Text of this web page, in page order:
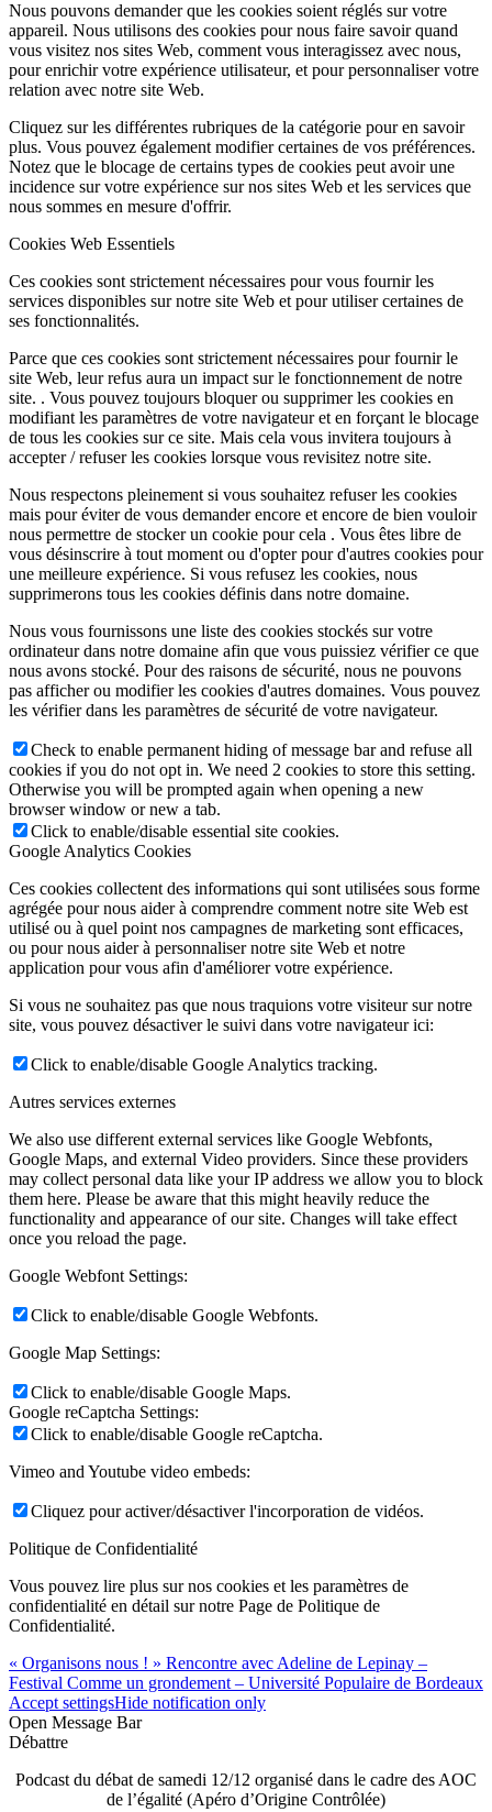
Nous pouvons demander que les cookies soient réglés sur votre
appareil. Nous utilisons des cookies pour nous faire savoir quand
vous visitez nos sites Web, comment vous interagissez avec nous,
pour enrichir votre expérience utilisateur, et pour personnaliser votre
relation avec notre site Web.
Cliquez sur les différentes rubriques de la catégorie pour en savoir
plus. Vous pouvez également modifier certaines de vos préférences.
Notez que le blocage de certains types de cookies peut avoir une
incidence sur votre expérience sur nos sites Web et les services que
nous sommes en mesure d'offrir.
Cookies Web Essentiels
Ces cookies sont strictement nécessaires pour vous fournir les
services disponibles sur notre site Web et pour utiliser certaines de
ses fonctionnalités.
Parce que ces cookies sont strictement nécessaires pour fournir le
site Web, leur refus aura un impact sur le fonctionnement de notre
site. . Vous pouvez toujours bloquer ou supprimer les cookies en
modifiant les paramètres de votre navigateur et en forçant le blocage
de tous les cookies sur ce site. Mais cela vous invitera toujours à
accepter / refuser les cookies lorsque vous revisitez notre site.
Nous respectons pleinement si vous souhaitez refuser les cookies
mais pour éviter de vous demander encore et encore de bien vouloir
nous permettre de stocker un cookie pour cela . Vous êtes libre de
vous désinscrire à tout moment ou d'opter pour d'autres cookies pour
une meilleure expérience. Si vous refusez les cookies, nous
supprimerons tous les cookies définis dans notre domaine.
Nous vous fournissons une liste des cookies stockés sur votre
ordinateur dans notre domaine afin que vous puissiez vérifier ce que
nous avons stocké. Pour des raisons de sécurité, nous ne pouvons
pas afficher ou modifier les cookies d'autres domaines. Vous pouvez
les vérifier dans les paramètres de sécurité de votre navigateur.
Check to enable permanent hiding of message bar and refuse all
cookies if you do not opt in. We need 2 cookies to store this setting.
Otherwise you will be prompted again when opening a new
browser window or new a tab.
Click to enable/disable essential site cookies.
Google Analytics Cookies
Ces cookies collectent des informations qui sont utilisées sous forme
agrégée pour nous aider à comprendre comment notre site Web est
utilisé ou à quel point nos campagnes de marketing sont efficaces,
ou pour nous aider à personnaliser notre site Web et notre
application pour vous afin d'améliorer votre expérience.
Si vous ne souhaitez pas que nous traquions votre visiteur sur notre
site, vous pouvez désactiver le suivi dans votre navigateur ici:
Click to enable/disable Google Analytics tracking.
Autres services externes
We also use different external services like Google Webfonts,
Google Maps, and external Video providers. Since these providers
may collect personal data like your IP address we allow you to block
them here. Please be aware that this might heavily reduce the
functionality and appearance of our site. Changes will take effect
once you reload the page.
Google Webfont Settings:
Click to enable/disable Google Webfonts.
Google Map Settings:
Click to enable/disable Google Maps.
Google reCaptcha Settings:
Click to enable/disable Google reCaptcha.
Vimeo and Youtube video embeds:
Cliquez pour activer/désactiver l'incorporation de vidéos.
Politique de Confidentialité
Vous pouvez lire plus sur nos cookies et les paramètres de
confidentialité en détail sur notre Page de Politique de
Confidentialité.
« Organisons nous ! » Rencontre avec Adeline de Lepinay –
Festival Comme un grondement – Université Populaire de Bordeaux
Accept settingsHide notification only
Open Message Bar
Débattre
Podcast du débat de samedi 12/12 organisé dans le cadre des AOC
de l’égalité (Apéro d’Origine Contrôlée)